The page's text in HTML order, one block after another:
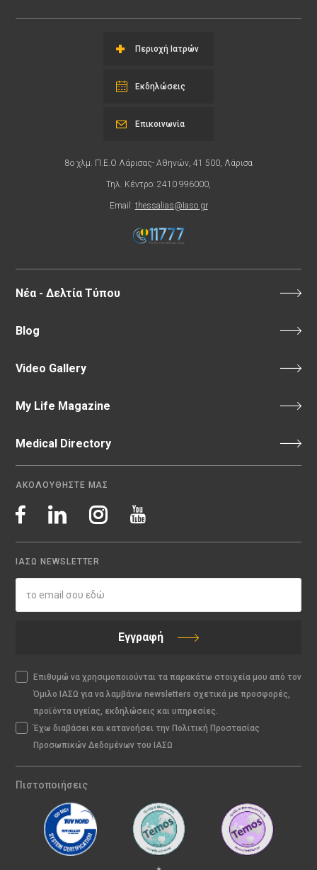
Περιοχή Ιατρών
Εκδηλώσεις
8ο χλμ. Π.Ε.Ο Λάρισας- Αθηνών, 41 500, Λάρισα
Τηλ. Κέντρο: 2410 996000,
Email: thessalias@Iaso.gr
Επικοινωνία
Νέα - Δελτία Τύπου
Blog
Video Gallery
My Life Magazine
Medical Directory
ΑΚΟΛΟΥΘΗΣΤΕ ΜΑΣ
ΙΑΣΩ NEWSLETTER
Εγγραφή
Επιθυμώ να χρησιμοποιούνται τα παρακάτω στοιχεία μου από τον
Όμιλο ΙΑΣΩ για να λαμβάνω newsletters σχετικά με προσφορές,
προϊόντα υγείας, εκδηλώσεις και υπηρεσίες.
Έχω διαβάσει και κατανοήσει την Πολιτική Προστασίας
Προσωπικών Δεδομένων του ΙΑΣΩ
Πιστοποιήσεις